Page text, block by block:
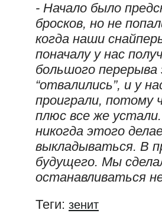
- Начало было
бросков, но не
когда наши
поначалу у нас
большого
“отвалились”, и у
проиграли,
плюс все же
никогда этого
выкладываться. В
будущего. Мы
останавливаться
Теги: зенит